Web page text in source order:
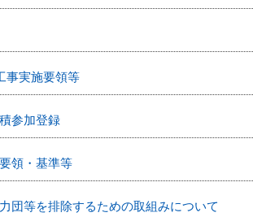
事実施要領等
参加登録
領・基準等
団等を排除するための取組みについて